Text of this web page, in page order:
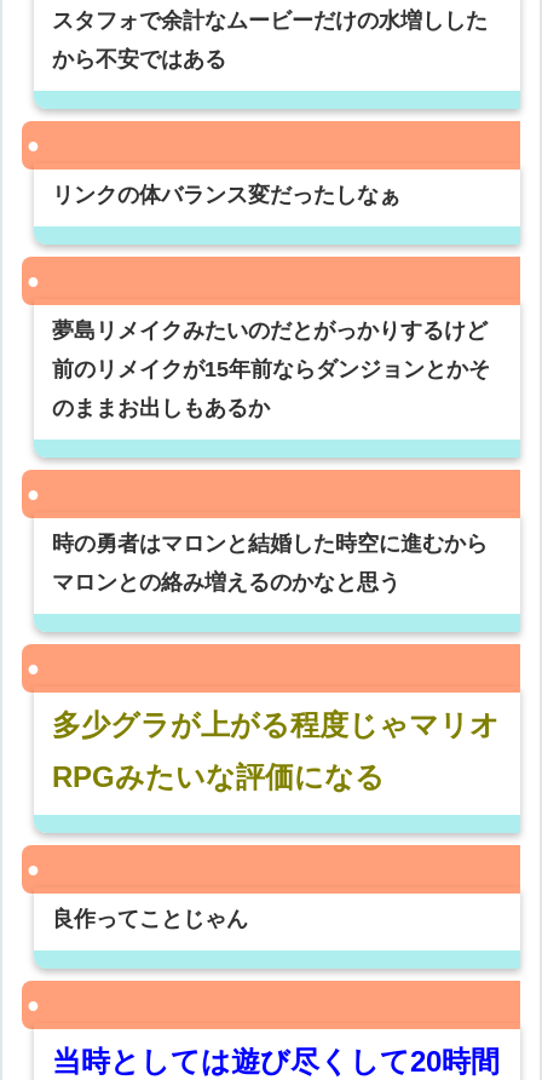
スタフォで余計なムービーだけの水増しした
から不安ではある
リンクの体バランス変だったしなぁ
夢島リメイクみたいのだとがっかりするけど
前のリメイクが15年前ならダンジョンとかそ
のままお出しもあるか
時の勇者はマロンと結婚した時空に進むから
マロンとの絡み増えるのかなと思う
多少グラが上がる程度じゃマリオ
RPGみたいな評価になる
良作ってことじゃん
当時としては遊び尽くして20時間